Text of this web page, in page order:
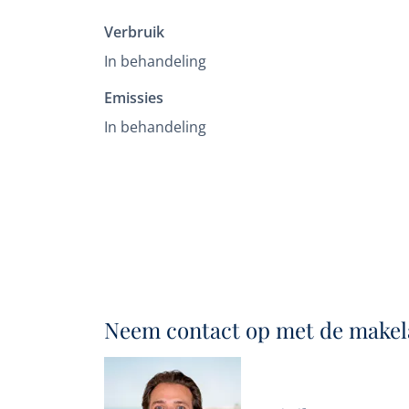
Verbruik
In behandeling
Emissies
In behandeling
Neem contact op met de